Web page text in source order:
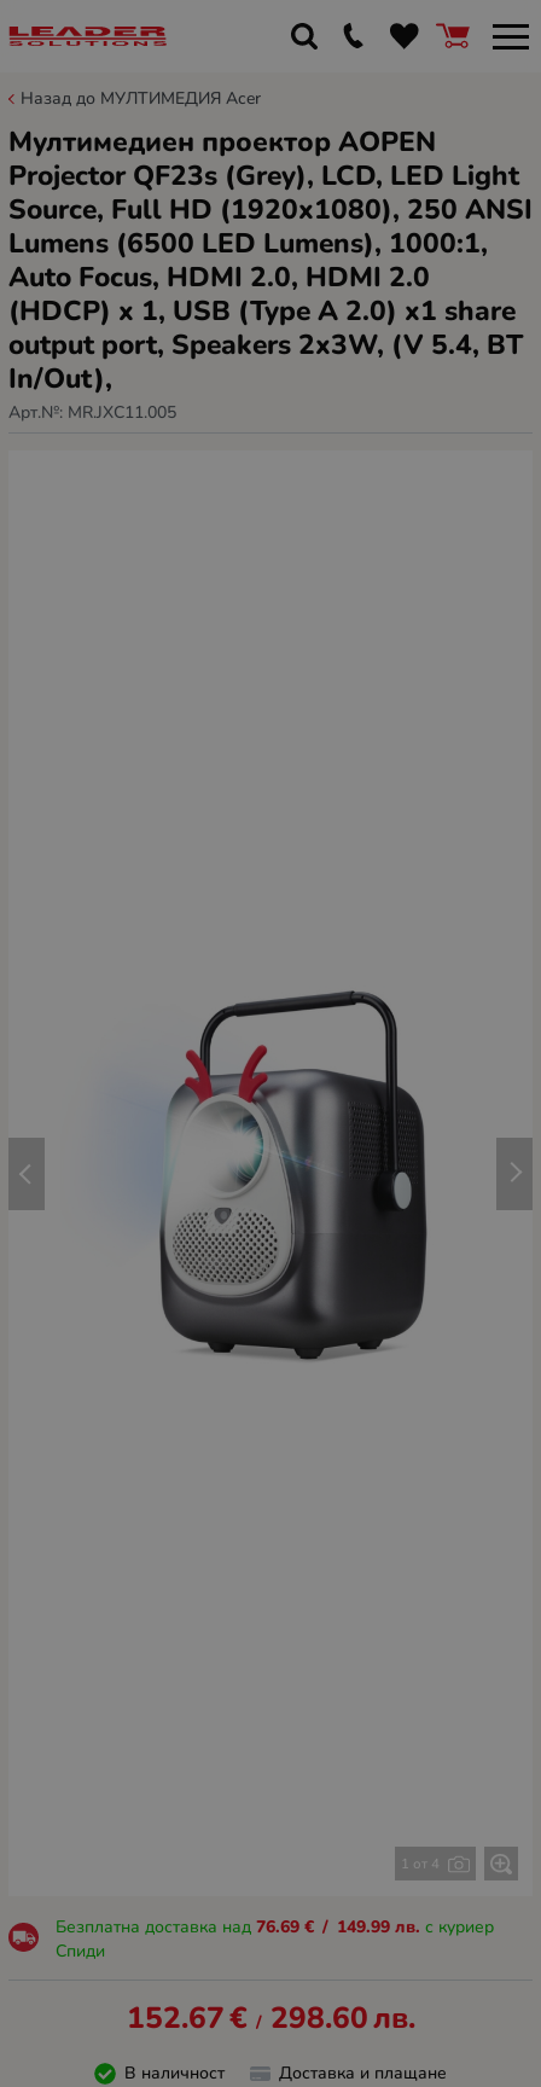
Назад до МУЛТИМЕДИЯ Acer
Мултимедиен проектор AOPEN
Projector QF23s (Grey), LCD, LED Light
Source, Full HD (1920x1080), 250 ANSI
Lumens (6500 LED Lumens), 1000:1,
Auto Focus, HDMI 2.0, HDMI 2.0
(HDCP) x 1, USB (Type A 2.0) x1 share
output port, Speakers 2x3W, (V 5.4, BT
In/Out),
Арт.№: MR.JXC11.005
1 от 4
Безплатна доставка над 76.69 € / 149.99 лв. с куриер
Спиди
152.67€ / 298.60лв.
В наличност Доставка и плащане